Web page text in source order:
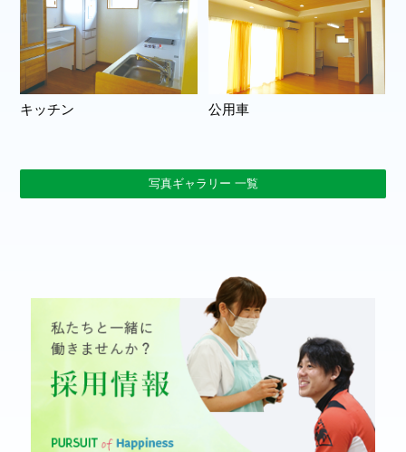
キッチン 公用車
写真ギャラリー 一覧